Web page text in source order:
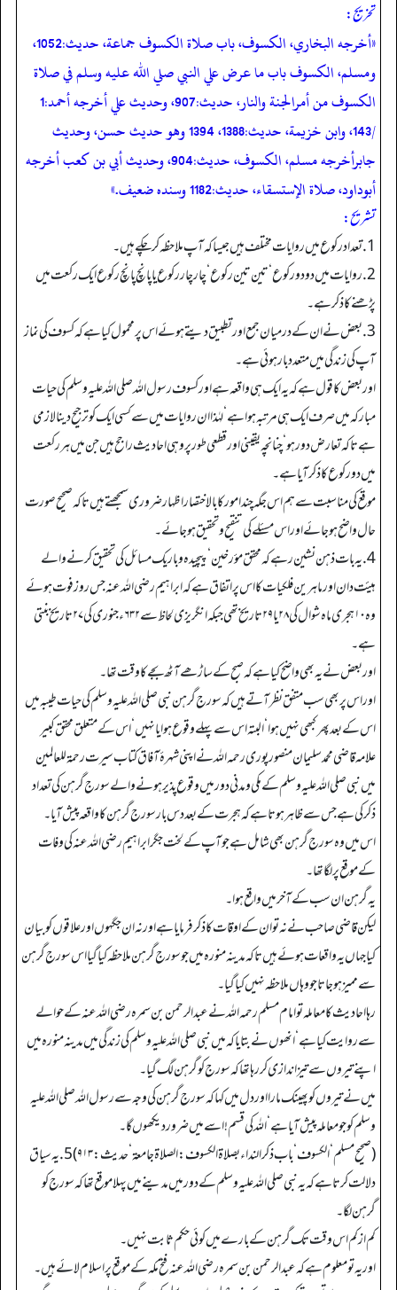
تخریج:
«أخرجه البخاري، الكسوف، باب صلاة الكسوف جماعة، حديث:1052،
ومسلم، الكسوف باب ما عرض علي النبي صلي الله عليه وسلم في صلاة
الكسوف من أمرالجنة والنار، حديث:907، وحديث علي أخرجه أحمد:1
/143، وابن خزيمة، حديث:1388، 1394 وهو حديث حسن، وحديث
جابرأخرجه مسلم، الكسوف، حديث:904، وحديث أبي بن كعب أخرجه
أبوداود، صلاة الإستسقاء، حديث:1182 وسنده ضعيف.»
تشریح:
1. تعداد رکوع میں روایات مختلف ہیں جیسا کہ آپ ملاحظہ کر چکے ہیں۔
2.روایات میں دو دو رکوع‘ تین تین رکوع‘ چار چار رکوع یاپانچ پانچ رکوع ایک رکعت میں
پڑھنے کا ذکر ہے۔
3. بعض نے ان کے درمیان جمع اور تطبیق دیتے ہوئے اس پر محمول کیا ہے کہ کسوف کی نماز
آپ کی زندگی میں متعدد بار ہوئی ہے۔
اور بعض کا قول ہے کہ یہ ایک ہی واقعہ ہے اور کسوف رسول اللہ صلی اللہ علیہ وسلم کی حیات
مبارکہ میں صرف ایک ہی مرتبہ ہوا ہے‘ لہٰذا ان روایات میں سے کسی ایک کو ترجیح دینا لازمی
ہے تاکہ تعارض دور ہو‘ چنانچہ یقینی اور قطعی طور پر وہی احادیث راجح ہیں جن میں ہر رکعت
میں دو رکوع کا ذکر آیا ہے۔
موقع کی مناسبت سے ہم اس جگہ چند امور کا بالاختصار اظہار ضروری سمجھتے ہیں تاکہ صحیح صورت
حال واضح ہو جائے اور اس مسئلے کی تنقیح و تحقیق ہو جائے۔
4. یہ بات ذہن نشین رہے کہ محقق مؤرخین‘ پیچیدہ و باریک مسائل کی تحقیق کرنے والے
ہیئت دان اور ماہرین فلکیات کا اس پر اتفاق ہے کہ ابراہیم رضی اللہ عنہ جس روز فوت ہوئے
وہ ۱۰ہجری ماہ شوال کی ۲۸ یا ۲۹ تاریخ تھی جبکہ انگریزی لحاظ سے ۶۳۲ء جنوری کی ۲۷ تاریخ بنتی
ہے۔
اور بعض نے یہ بھی واضح کیا ہے کہ صبح کے ساڑھے آٹھ بجے کا وقت تھا۔
اور اس پر بھی سب متفق نظر آتے ہیں کہ سورج گرہن نبی صلی اللہ علیہ وسلم کی حیات طیبہ میں
اس کے بعد پھر کبھی نہیں ہوا‘ البتہ اس سے پہلے وقوع ہوا یا نہیں ‘ اس کے متعلق محقق کبیر
علامہ قاضی محمد سلیمان منصور پوری رحمہ اللہ نے اپنی شہرۂ آفاق کتاب سیرت رحمۃ للعالمین
میں نبی صلی اللہ علیہ وسلم کے مکی و مدنی دور میں وقوع پذیر ہونے والے سورج گرہن کی تعداد
ذکر کی ہے جس سے ظاہر ہوتا ہے کہ ہجرت کے بعد دس بار سورج گرہن کا واقعہ پیش آیا۔
اس میں وہ سورج گرہن بھی شامل ہے جو آپ کے لخت جگر ابراہیم رضی اللہ عنہ کی وفات
کے موقع پر لگا تھا۔
یہ گرہن ان سب کے آخر میں واقع ہوا۔
لیکن قاضی صاحب نے نہ تو ان کے اوقات کا ذکر فرمایا ہے اور نہ ان جگہوں اور علاقوں کو بیان
کیا جہاں یہ واقعات ہوئے ہیں تاکہ مدینہ منورہ میں جو سورج گرہن ملاحظہ کیا گیا اس سورج گرہن
سے ممیز ہو جاتا جو وہاں ملاحظہ نہیں کیا گیا۔
رہا احادیث کا معاملہ تو امام مسلم رحمہ اللہ نے عبدالرحمن بن سمرہ رضی اللہ عنہ کے حوالے
سے روایت کیا ہے‘ انھوں نے بتایا کہ میں نبی صلی اللہ علیہ وسلم کی زندگی میں مدینہ منورہ میں
اپنے تیروں سے تیز اندازی کر رہا تھا کہ سورج کو گرہن لگ گیا۔
میں نے تیروں کو پھینک مارا اور دل میں کہا کہ سورج گرہن کی وجہ سے رسول اللہ صلی اللہ علیہ
وسلم کو جو معاملہ پیش آیا ہے‘ اللہ کی قسم! اسے میں ضرور دیکھوں گا۔
(صحیح مسلم‘ الکسوف‘ باب ذکر النداء بصلاۃ الکسوف: الصلاۃ جامعۃ‘ حدیث: ۹۱۳) 5. یہ سیاق
دلالت کرتا ہے کہ یہ نبی صلی اللہ علیہ وسلم کے دور میں مدینے میں پہلا موقع تھا کہ سورج کو
گرہن لگا۔
کم از کم اس وقت تک گرہن کے بارے میں کوئی حکم ثابت نہیں۔
اور یہ تو معلوم ہے کہ عبدالرحمن بن سمرہ رضی اللہ عنہ فتح مکہ کے موقع پر اسلام لائے ہیں۔